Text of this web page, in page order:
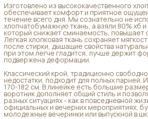
Изготовлено из высококачественного
обеспечивает комфорт и приятное
течение всего дня. Мы сознательно не
хлопчатобумажную ткань, а взяли 80% хб
который снижает сминаемость, повышает
Легкая хлопковая ткань сохраняет
после стирки, дышащие свойства
при этом легче гладится, лучше держит
подвержена деформации.
Классический крой, традиционно
недостатки, подходит для полных парней.
170-182 см. В линейке есть большие
воротник дополняет общий стиль и
разных ситуациях - как в повседневной
официальных и вечерних мероприятиях,
молодежные вечеринки или выпускной в